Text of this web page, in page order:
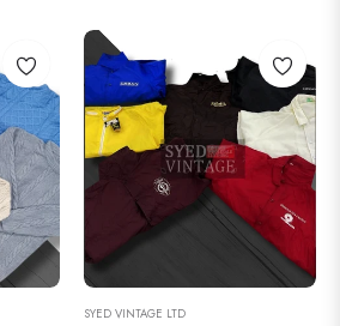
SYED VINTAGE LTD